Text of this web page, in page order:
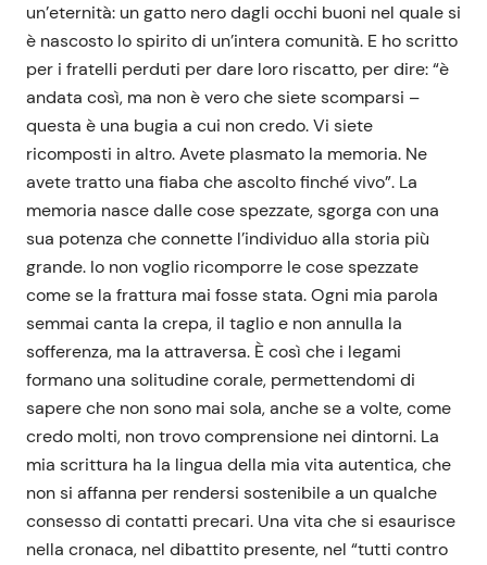
un’eternità: un gatto nero dagli occhi buoni nel quale si
è nascosto lo spirito di un’intera comunità. E ho scritto
per i fratelli perduti per dare loro riscatto, per dire: “è
andata così, ma non è vero che siete scomparsi –
questa è una bugia a cui non credo. Vi siete
ricomposti in altro. Avete plasmato la memoria. Ne
avete tratto una fiaba che ascolto finché vivo”. La
memoria nasce dalle cose spezzate, sgorga con una
sua potenza che connette l’individuo alla storia più
grande. Io non voglio ricomporre le cose spezzate
come se la frattura mai fosse stata. Ogni mia parola
semmai canta la crepa, il taglio e non annulla la
sofferenza, ma la attraversa. È così che i legami
formano una solitudine corale, permettendomi di
sapere che non sono mai sola, anche se a volte, come
credo molti, non trovo comprensione nei dintorni. La
mia scrittura ha la lingua della mia vita autentica, che
non si affanna per rendersi sostenibile a un qualche
consesso di contatti precari. Una vita che si esaurisce
nella cronaca, nel dibattito presente, nel “tutti contro